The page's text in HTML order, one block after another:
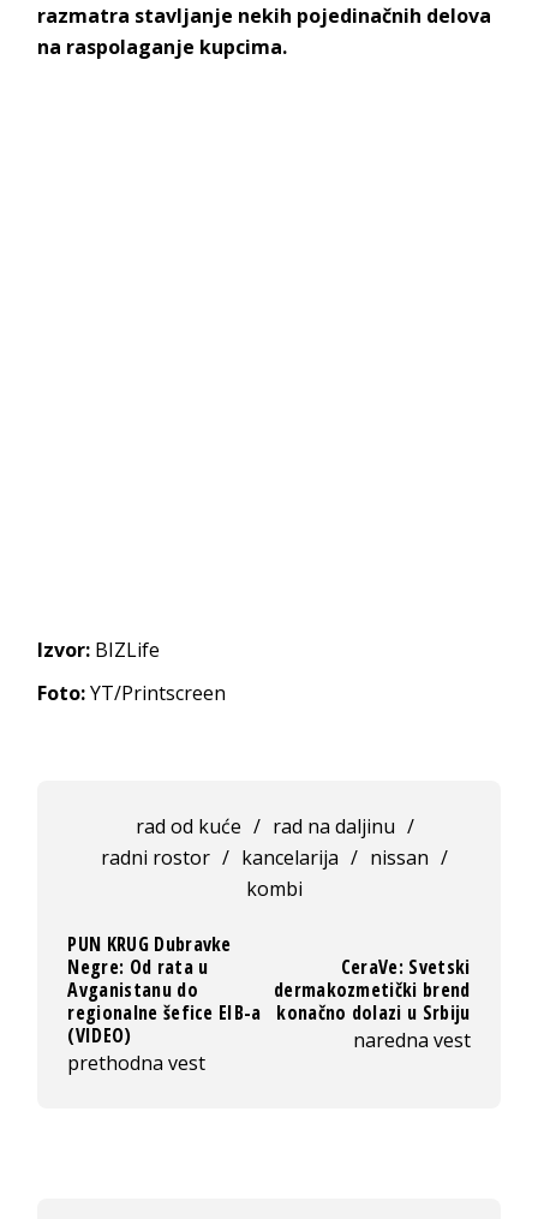
razmatra stavljanje nekih pojedinačnih delova
na raspolaganje kupcima.
Izvor: BIZLife
Foto:YT/Printscreen
rad od kuće / rad na daljinu /
radni rostor / kancelarija / nissan /
kombi
PUN KRUG Dubravke
Negre: Od rata u
Avganistanu do
regionalne šefice EIB-a
(VIDEO)
prethodna vest
CeraVe: Svetski
dermakozmetički brend
konačno dolazi u Srbiju
naredna vest